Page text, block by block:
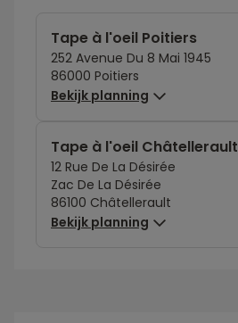
Tape à l'oeil Poitiers
252 Avenue Du 8 Mai 1945
86000 Poitiers
Bekijk planning
Tape à l'oeil Châtellerault
12 Rue De La Désirée
Zac De La Désirée
86100 Châtellerault
Bekijk planning